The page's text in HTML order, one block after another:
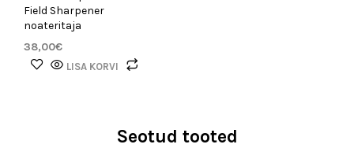
Field Sharpener
noateritaja
38,00€
LISA KORVI
Seotud tooted